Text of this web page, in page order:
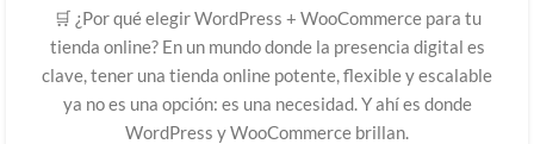
🛒 ¿Por qué elegir WordPress + WooCommerce para tu
tienda online? En un mundo donde la presencia digital es
clave, tener una tienda online potente, flexible y escalable
ya no es una opción: es una necesidad. Y ahí es donde
WordPress y WooCommerce brillan.